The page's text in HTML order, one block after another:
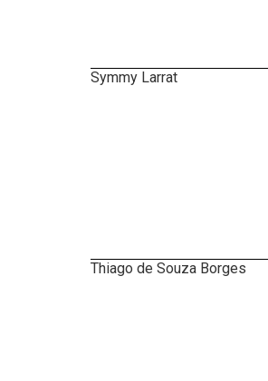
Symmy Larrat
Thiago de Souza Borges